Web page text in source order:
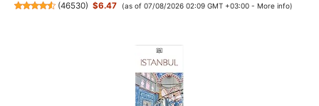
(46530) $6.47 (as of 07/08/2026 02:09 GMT +03:00 - More info)